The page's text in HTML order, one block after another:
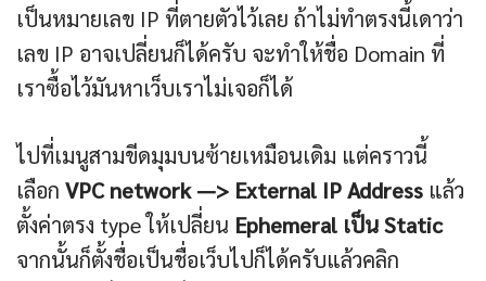
เป็นหมายเลข IP ที่ตายตัวไว้เลย ถ้าไม่ทำตรงนี้เดาว่า
เลข IP อาจเปลี่ยนก็ได้ครับ จะทำให้ชื่อ Domain ที่
เราซื้อไว้มันหาเว็บเราไม่เจอก็ได้
ไปที่เมนูสามขีดมุมบนซ้ายเหมือนเดิม แต่คราวนี้
เลือก VPC network —> External IP Address แล้ว
ตั้งค่าตรง type ให้เปลี่ยน Ephemeral เป็น Static
จากนั้นก็ตั้งชื่อเป็นชื่อเว็บไปก็ได้ครับแล้วคลิก